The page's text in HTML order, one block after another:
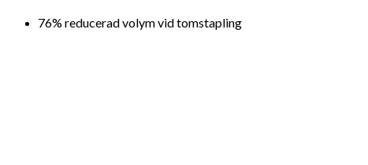
76% reducerad volym vid tomstapling